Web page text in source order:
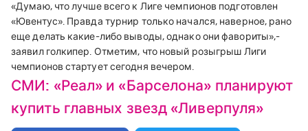
«Думаю, что лучше всего к Лиге чемпионов подготовлен
«Ювентус». Правда турнир только начался, наверное, рано
еще делать какие-либо выводы, однако они фавориты»,-
заявил голкипер. Отметим, что новый розыгрыш Лиги
чемпионов стартует сегодня вечером.
СМИ: «Реал» и «Барселона» планируют
купить главных звезд «Ливерпуля»